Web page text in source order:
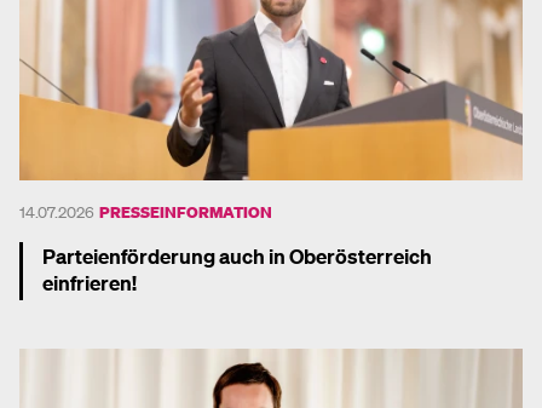
14.07.2026 PRESSEINFORMATION
Parteienförderung auch in Oberösterreich
einfrieren!